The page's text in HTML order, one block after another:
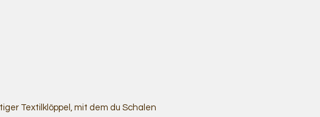
Textilklöppel, mit dem du Schalen